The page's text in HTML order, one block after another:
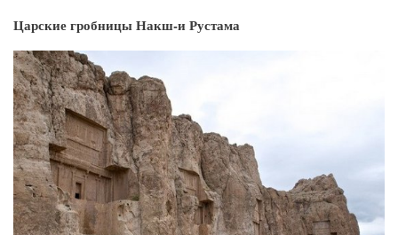
Царские гробницы Накш-и Рустама